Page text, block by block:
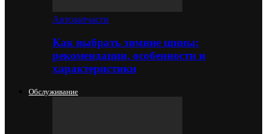
Автозапчасти
Как выбрать зимние шины:
рекомендации, особенности и
характеристики
Обслуживание